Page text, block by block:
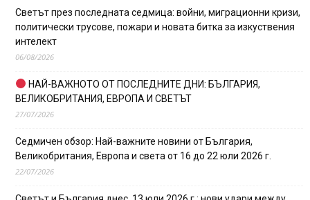
Светът през последната седмица: войни, миграционни кризи,
политически трусове, пожари и новата битка за изкуствения
интелект
06/08/2026
НАЙ-ВАЖНОТО ОТ ПОСЛЕДНИТЕ ДНИ: БЪЛГАРИЯ,
ВЕЛИКОБРИТАНИЯ, ЕВРОПА И СВЕТЪТ
27/07/2026
Седмичен обзор: Най-важните новини от България,
Великобритания, Европа и света от 16 до 22 юли 2026 г.
22/07/2026